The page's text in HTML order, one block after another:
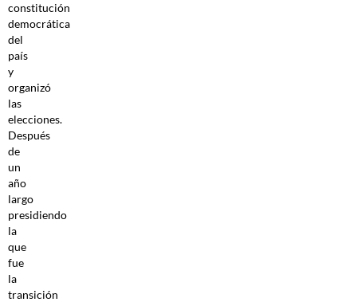
constitución
democrática
del
país
y
organizó
las
elecciones.
Después
de
un
año
largo
presidiendo
la
que
fue
la
transición